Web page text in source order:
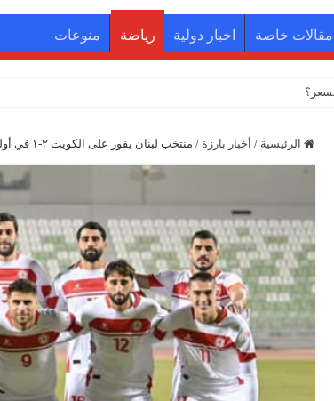
مقالات خاصة اخبار دولية رياضة منوعات
الرئيسية / أخبار بارزة / منتخب لبنان يفوز على الكويت ٢-١ في أولى وديتيهما